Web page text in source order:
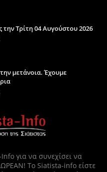
την Τρίτη 04 Αυγούστου 2026
μετάνοια. Έχουμε
για να συνεχίσει να
Το Siatista-info είστε